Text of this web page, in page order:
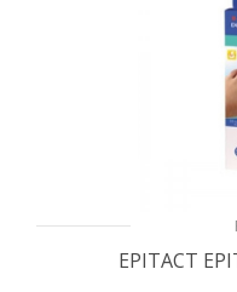
EPITACT